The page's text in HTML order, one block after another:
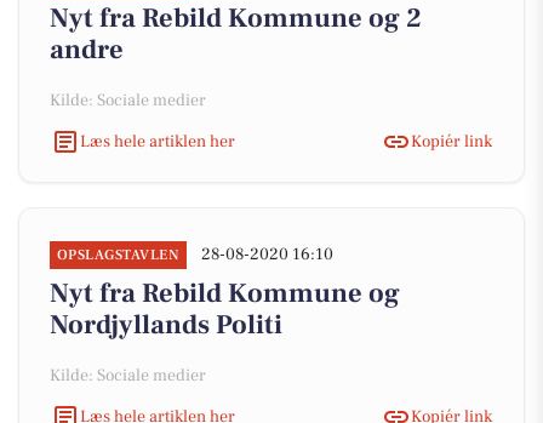
Nyt fra Rebild Kommune og 2
andre
Kilde: Sociale medier
Læs hele artiklen her
Kopiér link
OPSLAGSTAVLEN 28-08-2020 16:10
Nyt fra Rebild Kommune og
Nordjyllands Politi
Kilde: Sociale medier
Læs hele artiklen her
Kopiér link